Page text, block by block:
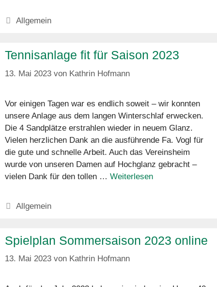
Kategorien
Allgemein
Tennisanlage fit für Saison 2023
13. Mai 2023 von Kathrin Hofmann
Vor einigen Tagen war es endlich soweit – wir konnten
unsere Anlage aus dem langen Winterschlaf erwecken.
Die 4 Sandplätze erstrahlen wieder in neuem Glanz.
Vielen herzlichen Dank an die ausführende Fa. Vogl für
die gute und schnelle Arbeit. Auch das Vereinsheim
wurde von unseren Damen auf Hochglanz gebracht –
vielen Dank für den tollen … Weiterlesen
Kategorien
Allgemein
Spielplan Sommersaison 2023 online
13. Mai 2023 von Kathrin Hofmann